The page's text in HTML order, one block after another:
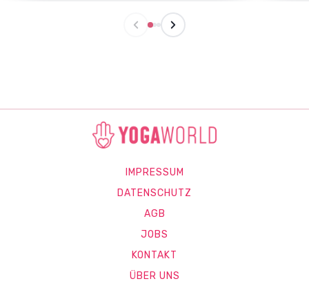
IMPRESSUM
DATENSCHUTZ
AGB
JOBS
KONTAKT
ÜBER UNS